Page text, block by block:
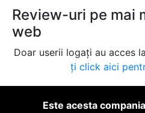
Review-uri pe mai
web
Doar userii logați au acces
ți click aici
Este acesta